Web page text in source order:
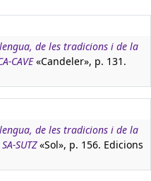
de les tradicions i de la
CAVE«Candeler», p. 131.
de les tradicions i de la
SUTZ«Sol», p. 156. Edicions